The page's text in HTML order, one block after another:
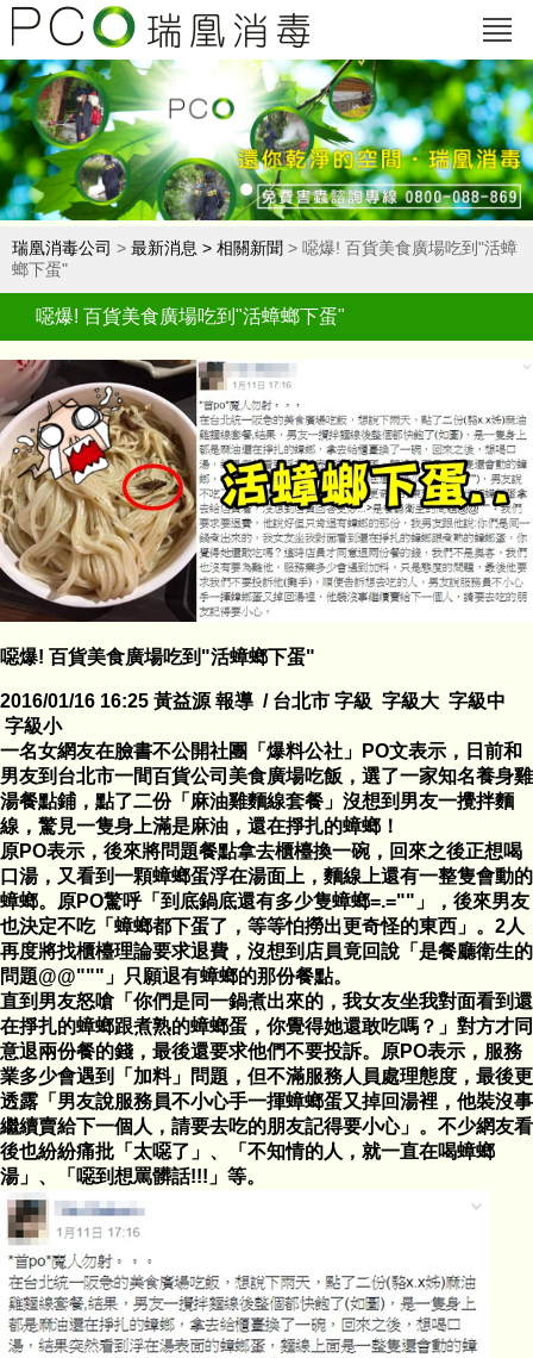
瑞凰消毒公司 > 最新消息 > 相關新聞 > 噁爆! 百貨美食廣場吃到"活蟑
螂下蛋"
噁爆! 百貨美食廣場吃到"活蟑螂下蛋"
噁爆! 百貨美食廣場吃到"活蟑螂下蛋"
2016/01/16 16:25 黃益源 報導 / 台北市 字級 字級大 字級中
字級小
一名女網友在臉書不公開社團「爆料公社」PO文表示，日前和
男友到台北市一間百貨公司美食廣場吃飯，選了一家知名養身雞
湯餐點鋪，點了二份「麻油雞麵線套餐」沒想到男友一攪拌麵
線，驚見一隻身上滿是麻油，還在掙扎的蟑螂！
原PO表示，後來將問題餐點拿去櫃檯換一碗，回來之後正想喝
口湯，又看到一顆蟑螂蛋浮在湯面上，麵線上還有一整隻會動的
蟑螂。原PO驚呼「到底鍋底還有多少隻蟑螂=.=""」，後來男友
也決定不吃「蟑螂都下蛋了，等等怕撈出更奇怪的東西」。2人
再度將找櫃檯理論要求退費，沒想到店員竟回說「是餐廳衛生的
問題@@"""」只願退有蟑螂的那份餐點。
直到男友怒嗆「你們是同一鍋煮出來的，我女友坐我對面看到還
在掙扎的蟑螂跟煮熟的蟑螂蛋，你覺得她還敢吃嗎？」對方才同
意退兩份餐的錢，最後還要求他們不要投訴。原PO表示，服務
業多少會遇到「加料」問題，但不滿服務人員處理態度，最後更
透露「男友說服務員不小心手一揮蟑螂蛋又掉回湯裡，他裝沒事
繼續賣給下一個人，請要去吃的朋友記得要小心」。不少網友看
後也紛紛痛批「太噁了」、「不知情的人，就一直在喝蟑螂
湯」、「噁到想罵髒話!!!」等。